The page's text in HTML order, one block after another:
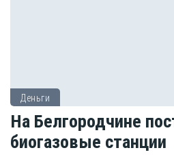
Деньги
На Белгородчине
биогазовые станции